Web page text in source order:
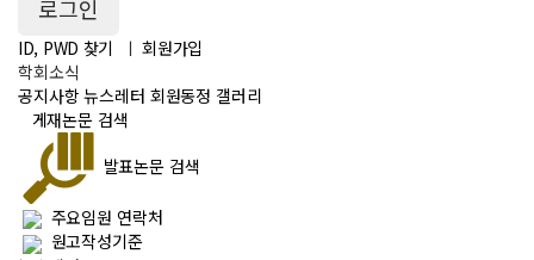
ID, PWD 찾기 ㅣ회원가입
학회소식
공지사항 뉴스레터 회원동정 갤러리
게재논문 검색
발표논문 검색
주요임원 연락처
원고작성기준